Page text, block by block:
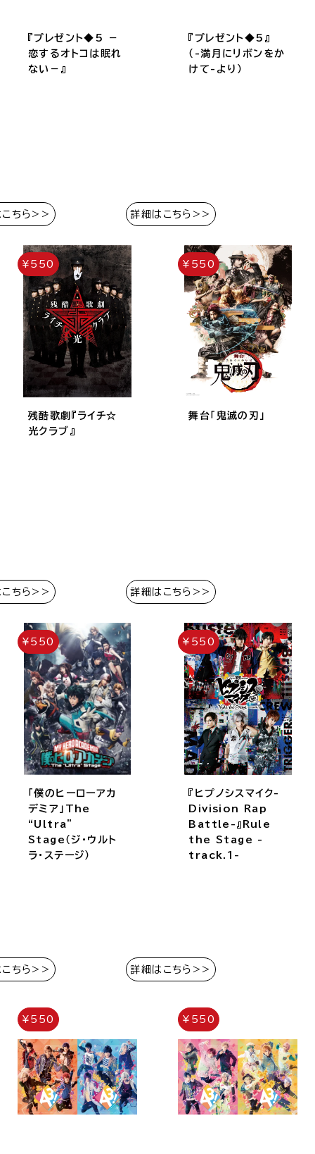
『プレゼント◆5 －
恋するオトコは眠れ
ない－』
『プレゼント◆5』
（-満月にリボンをか
けて-より）
残酷歌劇『ライチ☆
光クラブ』
¥550
こちら>>
舞台「鬼滅の刃」
¥550
詳細はこちら>>
「僕のヒーローアカ
デミア」The
“Ultra”
Stage（ジ・ウルト
ラ・ステージ）
¥550
こちら>>
『ヒプノシスマイク-
Division Rap
Battle-』Rule
the Stage -
track.1-
¥550
詳細はこちら>>
¥550
こちら>>
¥550
詳細はこちら>>